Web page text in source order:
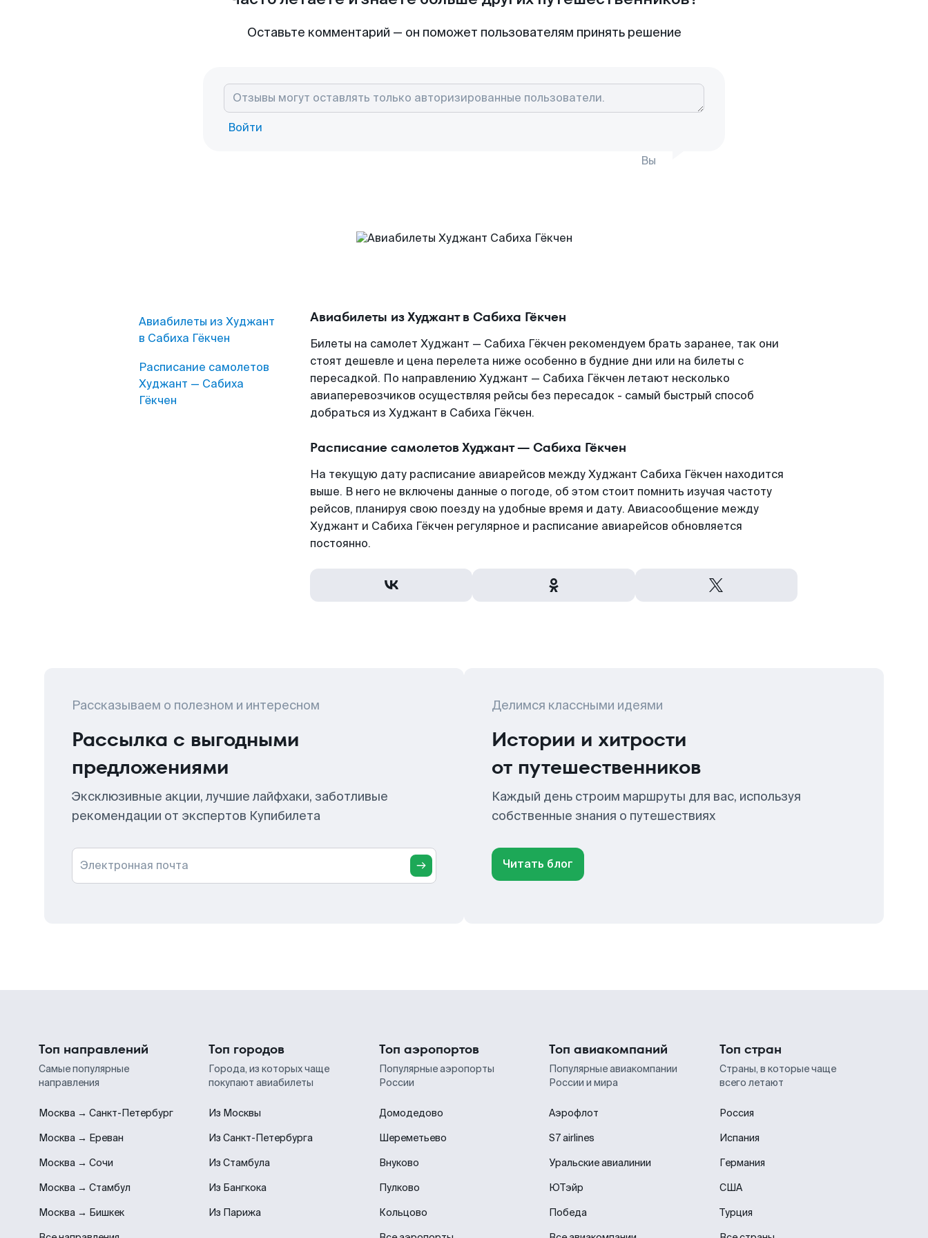
Оставьте комментарий — он поможет пользователям принять решение
Войти
Вы
Авиабилеты из Худжант
в Сабиха Гёкчен
Расписание самолетов
Худжант — Сабиха
Гёкчен
Авиабилеты из Худжант в Сабиха Гёкчен
Билеты на самолет Худжант — Сабиха Гёкчен рекомендуем брать заранее, так они
стоят дешевле и цена перелета ниже особенно в будние дни или на билеты с
пересадкой. По направлению Худжант — Сабиха Гёкчен летают несколько
авиаперевозчиков осуществляя рейсы без пересадок - самый быстрый способ
добраться из Худжант в Сабиха Гёкчен.
Расписание самолетов Худжант — Сабиха Гёкчен
На текущую дату расписание авиарейсов между Худжант Сабиха Гёкчен находится
выше. В него не включены данные о погоде, об этом стоит помнить изучая частоту
рейсов, планируя свою поезду на удобные время и дату. Авиасообщение между
Худжант и Сабиха Гёкчен регулярное и расписание авиарейсов обновляется
постоянно.
Рассказываем о полезном и интересном
Рассылка с выгодными
предложениями
Эксклюзивные акции, лучшие лайфхаки, заботливые
рекомендации от экспертов Купибилета
Электронная почта
Делимся классными идеями
Истории и хитрости
от путешественников
Каждый день строим маршруты для вас, используя
собственные знания о путешествиях
Читать блог
Топ направлений
Самые популярные
направления
Москва → Санкт-Петербург
Москва → Ереван
Москва → Сочи
Москва → Стамбул
Москва → Бишкек
Топ городов
Города, из которых чаще
покупают авиабилеты
Из Москвы
Из Санкт-Петербурга
Из Стамбула
Из Бангкока
Из Парижа
Топ аэропортов
Популярные аэропорты
России
Домодедово
Шереметьево
Внуково
Пулково
Кольцово
Топ авиакомпаний
Популярные авиакомпании
России и мира
Аэрофлот
S7 airlines
Уральские авиалинии
ЮТэйр
Победа
Топ стран
Страны, в которые чаще
всего летают
Россия
Испания
Германия
США
Турция